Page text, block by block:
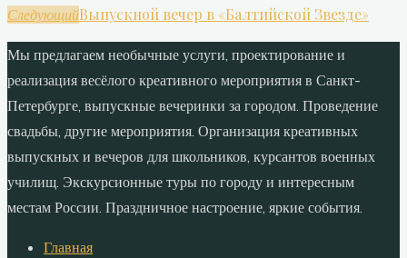
СледующийВыпускной вечер в «Балтийской Звезде»
Мы предлагаем необычные услуги, проектирование и
реализация весёлого креативного мероприятия в Санкт-
Петербурге, выпускные вечеринки за городом. Проведение
свадьбы, другие мероприятия. Организация креативных
выпускных и вечеров для школьников, курсантов военных
училищ. Экскурсионные туры по городу и интересным
местам России. Праздничное настроение, яркие события.
Главная